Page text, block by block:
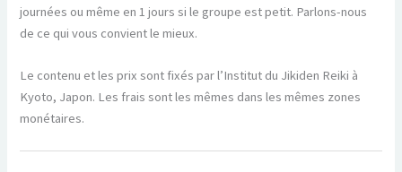
journées ou même en 1 jours si le groupe est petit. Parlons-nous
de ce qui vous convient le mieux.
Le contenu et les prix sont fixés par l’Institut du Jikiden Reiki à
Kyoto, Japon. Les frais sont les mêmes dans les mêmes zones
monétaires.